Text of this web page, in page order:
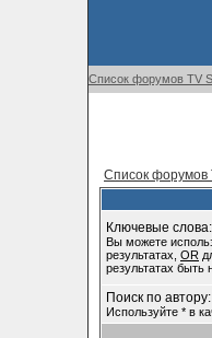
Список форумов TV
Список форумов
Ключевые слова:
Вы можете
результатах, OR
результатах быть
Поиск по автору:
Используйте * в